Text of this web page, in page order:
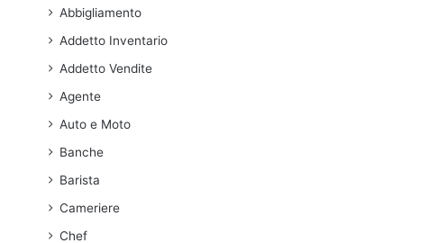
Abbigliamento
Addetto Inventario
Addetto Vendite
Agente
Auto e Moto
Banche
Barista
Cameriere
Chef